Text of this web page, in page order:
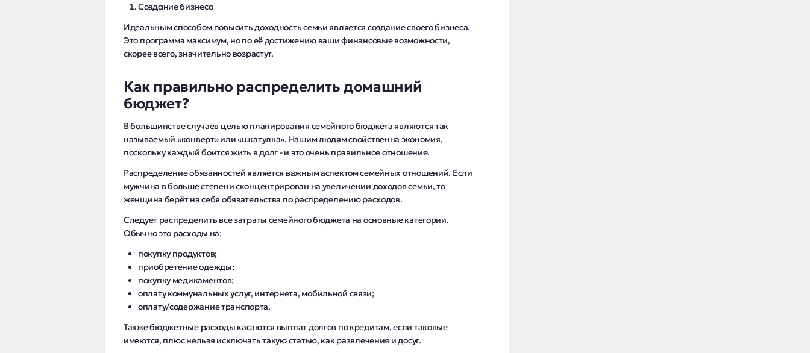
Создание бизнеса
Идеальным способом повысить доходность семьи является создание своего бизнеса.
Это программа максимум, но по её достижению ваши финансовые возможности,
скорее всего, значительно возрастут.
Как правильно распределить домашний
бюджет?
В большинстве случаев целью планирования семейного бюджета являются так
называемый «конверт» или «шкатулка». Нашим людям свойственна экономия,
поскольку каждый боится жить в долг - и это очень правильное отношение.
Распределение обязанностей является важным аспектом семейных отношений. Если
мужчина в больше степени сконцентрирован на увеличении доходов семьи, то
женщина берёт на себя обязательства по распределению расходов.
Следует распределить все затраты семейного бюджета на основные категории.
Обычно это расходы на:
покупку продуктов;
приобретение одежды;
покупку медикаментов;
оплату коммунальных услуг, интернета, мобильной связи;
оплату/содержание транспорта.
Также бюджетные расходы касаются выплат долгов по кредитам, если таковые
имеются, плюс нельзя исключать такую статью, как развлечения и досуг.